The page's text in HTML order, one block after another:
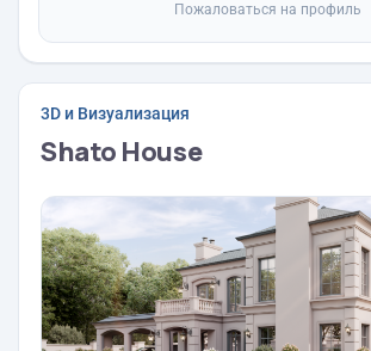
Пожаловаться на профиль
3D и Визуализация
Shato House